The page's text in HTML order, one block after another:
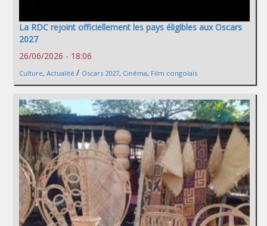
La RDC rejoint officiellement les pays éligibles aux Oscars
2027
26/06/2026 - 18:06
Culture, Actualité / Oscars 2027, Cinéma, Film congolais